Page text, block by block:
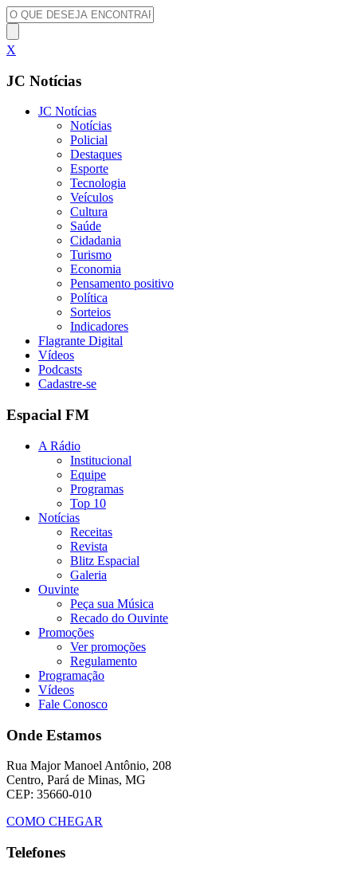
X
JC Notícias
JC Notícias
Notícias
Policial
Destaques
Esporte
Tecnologia
Veículos
Cultura
Saúde
Cidadania
Turismo
Economia
Pensamento positivo
Política
Sorteios
Indicadores
Flagrante Digital
Vídeos
Podcasts
Cadastre-se
Espacial FM
A Rádio
Institucional
Equipe
Programas
Top 10
Notícias
Receitas
Revista
Blitz Espacial
Galeria
Ouvinte
Peça sua Música
Recado do Ouvinte
Promoções
Ver promoções
Regulamento
Programação
Vídeos
Fale Conosco
Onde Estamos
Rua Major Manoel Antônio, 208
Centro, Pará de Minas, MG
CEP: 35660-010
COMO CHEGAR
Telefones